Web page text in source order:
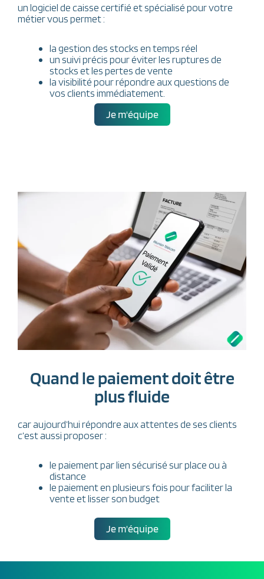
un logiciel de caisse certifié et spécialisé pour votre
métier vous permet :
la gestion des stocks en temps réel
un suivi précis pour éviter les ruptures de
stocks et les pertes de vente
la visibilité pour répondre aux questions de
vos clients immédiatement.
Je m'équipe
Quand le paiement doit être
plus fluide
car aujourd’hui répondre aux attentes de ses clients
c’est aussi proposer :
le paiement par lien sécurisé sur place ou à
distance
le paiement en plusieurs fois pour faciliter la
vente et lisser son budget
Je m'équipe